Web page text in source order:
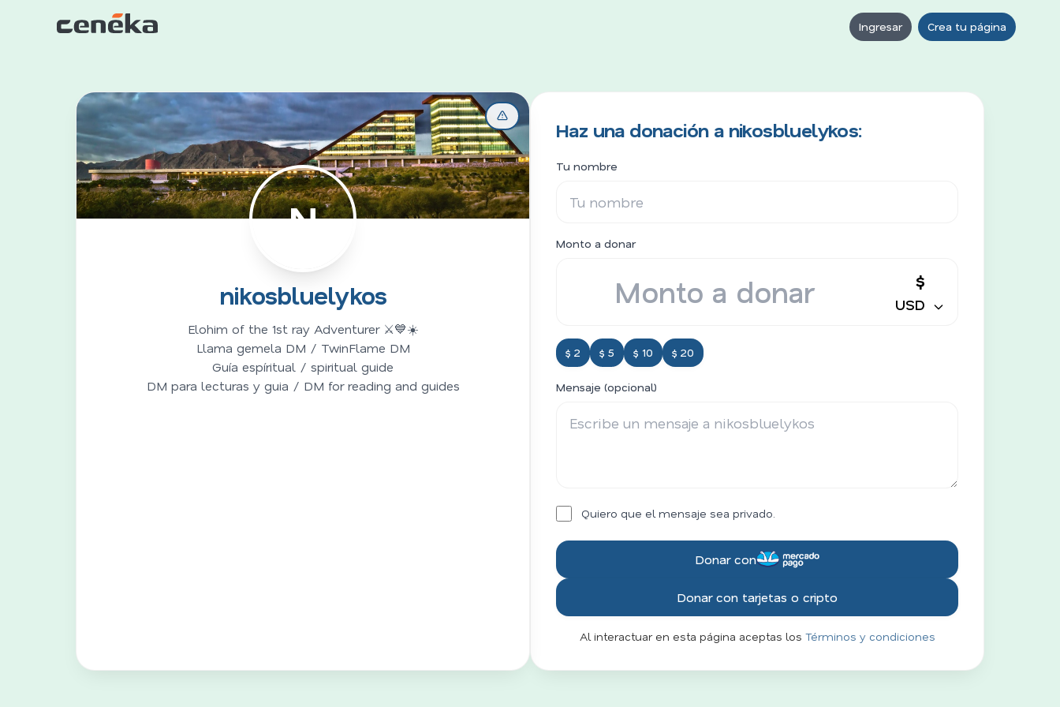
Ingresar Crea tu página
N
nikosbluelykos
Elohim of the 1st ray Adventurer ⚔️💙☀️
Llama gemela DM / TwinFlame DM
Guía espíritual / spiritual guide
DM para lecturas y guia / DM for reading and guides
Haz una donación a nikosbluelykos:
Tu nombre
Monto a donar
$
USD
$ 2 $ 5 $ 10 $ 20
Mensaje (opcional)
Quiero que el mensaje sea privado.
Donar con
Donar con tarjetas o cripto
Al interactuar en esta página aceptas los Términos y condiciones